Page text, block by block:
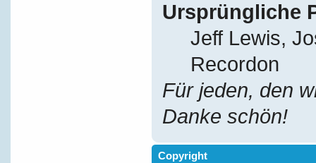
Ursprüngliche
Jeff Lewis,
Recordon
Für jeden, den
Danke schön!
Copyright